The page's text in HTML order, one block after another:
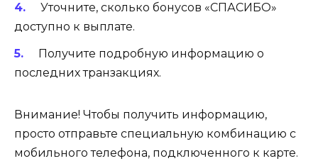
Уточните, сколько бонусов «СПАСИБО»
доступно к выплате.
Получите подробную информацию о
последних транзакциях.
Внимание! Чтобы получить информацию,
просто отправьте специальную комбинацию с
мобильного телефона, подключенного к карте.